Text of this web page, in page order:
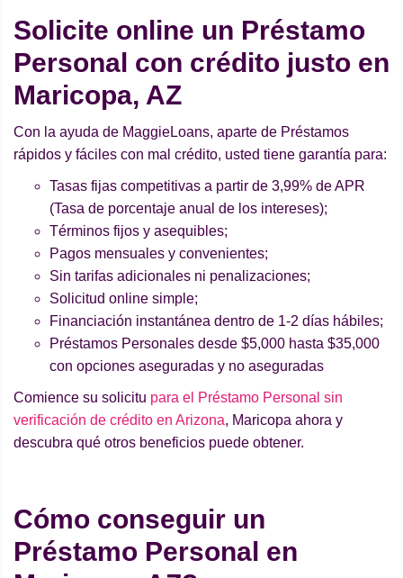
Solicite online un Préstamo
Personal con crédito justo en
Maricopa, AZ
Con la ayuda de MaggieLoans, aparte de Préstamos
rápidos y fáciles con mal crédito, usted tiene garantía para:
Tasas fijas competitivas a partir de 3,99% de APR
(Tasa de porcentaje anual de los intereses);
Términos fijos y asequibles;
Pagos mensuales y convenientes;
Sin tarifas adicionales ni penalizaciones;
Solicitud online simple;
Financiación instantánea dentro de 1-2 días hábiles;
Préstamos Personales desde $5,000 hasta $35,000
con opciones aseguradas y no aseguradas
Comience su solicitu para el Préstamo Personal sin
verificación de crédito en Arizona, Maricopa ahora y
descubra qué otros beneficios puede obtener.
Cómo conseguir un
Préstamo Personal en